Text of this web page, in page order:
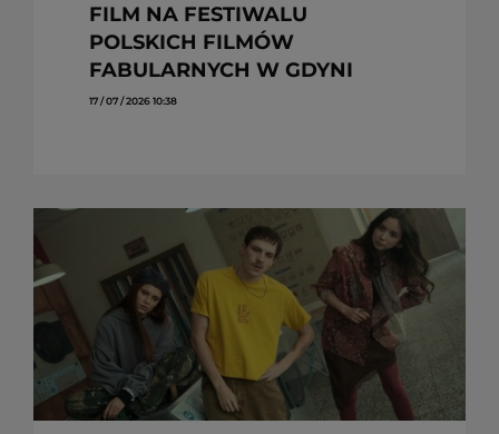
FILM NA FESTIWALU
POLSKICH FILMÓW
FABULARNYCH W GDYNI
17 / 07 / 2026 10:38